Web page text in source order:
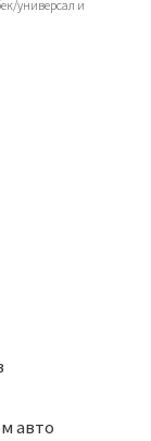
универсал и
авто